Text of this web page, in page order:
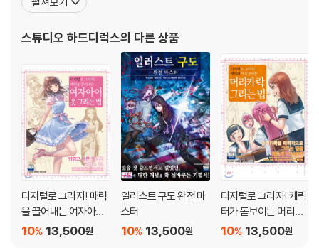
Part 2 이펙트 연출 테크닉
색감의 조화
숲의 햇살 연출
석양 연출
야경 연출
암흑 연출
반짝임 연출
SF 연출
무대 연출
눈동자 연출
화염에 휩싸인 연출
임 관련 서적을 제작했다. 현재는 편집자 그룹으로서 ‘소년의 꿈’을 테
디어 디자인 등으로 영역을 확
스튜디오 하드디럭스의 다른 상품
디지털로 그리자! 매력
을 끌어내는 여자아이
옷 그리는 법
13,500원
10%
일러스트 구도 완전 마
스터
13,500원
10%
디지털로 그리자! 캐릭
터가 돋보이는 머리카
락 그리는 법
13,500원
10%